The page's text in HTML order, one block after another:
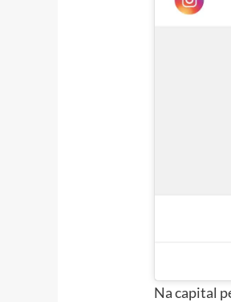
Na capital